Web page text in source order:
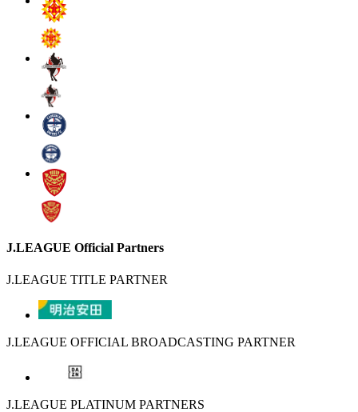
J.LEAGUE Official Partners
J.LEAGUE TITLE PARTNER
J.LEAGUE OFFICIAL BROADCASTING PARTNER
J.LEAGUE PLATINUM PARTNERS